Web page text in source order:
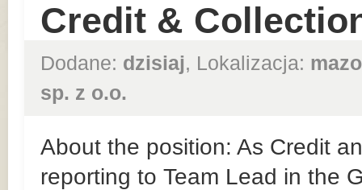
Credit &
Dodane: dzisiaj, Lokalizacja:
sp. z o.o.
About the position: As Credit
reporting to Team Lead in the